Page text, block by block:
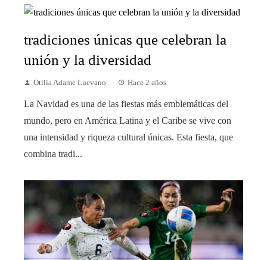
tradiciones únicas que celebran la
unión y la diversidad
Otilia Adame Luevano Hace 2 años
La Navidad es una de las fiestas más emblemáticas del
mundo, pero en América Latina y el Caribe se vive con
una intensidad y riqueza cultural únicas. Esta fiesta, que
combina tradi...